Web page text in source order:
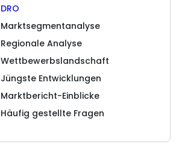
DRO
Marktsegmentanalyse
Regionale Analyse
Wettbewerbslandschaft
Jüngste Entwicklungen
Marktbericht-Einblicke
Häufig gestellte Fragen